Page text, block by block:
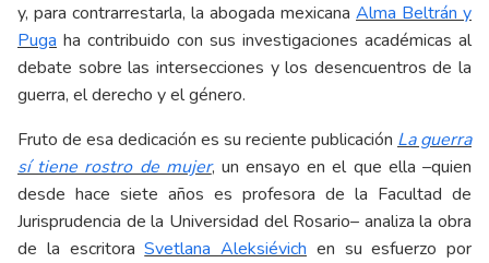
y, para contrarrestarla, la abogada mexicana Alma Beltrán y
Puga ha contribuido con sus investigaciones académicas al
debate sobre las intersecciones y los desencuentros de la
guerra, el derecho y el género.
Fruto de esa dedicación es su reciente publicación La guerra
sí tiene rostro de mujer, un ensayo en el que ella –quien
desde hace siete años es profesora de la Facultad de
Jurisprudencia de la Universidad del Rosario– analiza la obra
de la escritoraSvetlana Aleksiévich en su esfuerzo por